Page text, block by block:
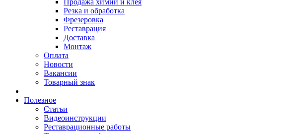
Продажа химии и клея
Резка и обработка
Фрезеровка
Реставрация
Доставка
Монтаж
Оплата
Новости
Вакансии
Товарный знак
Полезное
Статьи
Видеоинструкции
Реставрационные работы